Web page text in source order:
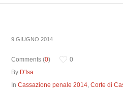
9 GIUGNO 2014
Comments (0)
0
By D'Isa
InCassazione penale 2014,Corte di